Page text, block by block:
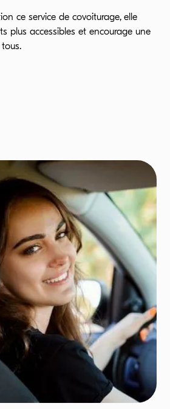
ce service de covoiturage, elle
plus accessibles et encourage une